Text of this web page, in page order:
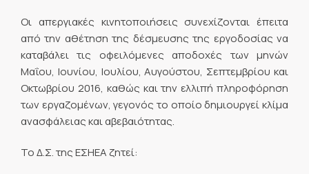
Οι απεργιακές κινητοποιήσεις συνεχίζονται έπειτα
από την αθέτηση της δέσμευσης της εργοδοσίας να
καταβάλει τις οφειλόμενες αποδοχές των μηνών
Μαΐου, Ιουνίου, Ιουλίου, Αυγούστου, Σεπτεμβρίου και
Οκτωβρίου 2016, καθώς και την ελλιπή πληροφόρηση
των εργαζομένων, γεγονός το οποίο δημιουργεί κλίμα
ανασφάλειας και αβεβαιότητας.
Το Δ.Σ. της ΕΣΗΕΑ ζητεί: